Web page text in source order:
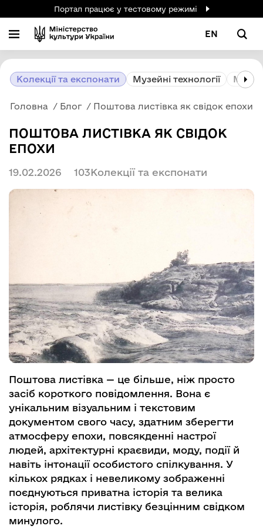
Портал працює у тестовому режимі
EN
Колекції та експонати Музейні технології
Головна Блог Поштова листівка як свідок епохи
ПОШТОВА ЛИСТІВКА ЯК СВІДОК
ЕПОХИ
19.02.2026 103Колекції та експонати
Поштова листівка — це більше, ніж просто
засіб короткого повідомлення. Вона є
унікальним візуальним і текстовим
документом свого часу, здатним зберегти
атмосферу епохи, повсякденні настрої
людей, архітектурні краєвиди, моду, події й
навіть інтонації особистого спілкування. У
кількох рядках і невеликому зображенні
поєднуються приватна історія та велика
історія, роблячи листівку безцінним свідком
минулого.